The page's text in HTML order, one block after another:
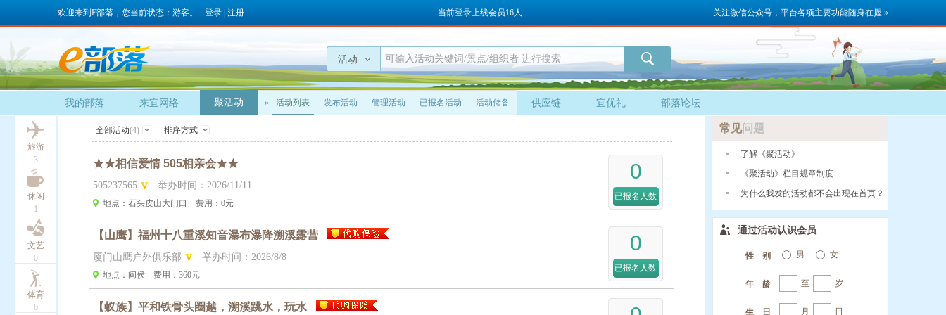
关注微信公众号，平台各项主要功能随身在握 »
欢迎来到E部落，您当前状态：游客。 登录 注册 当前登录上线会员16人
活动
我的部落 来宜网络 聚活动 » 活动列表 发布活动 管理活动 已报名活动 活动储备 供应链 宜优礼 部落论坛
旅游
3
休闲
1
文艺
0
体育
0
全部活动(4) 排序方式
0
已报名人数
★★相信爱情 505相亲会★★
505237565 举办时间：2026/11/11
地点：石头皮山大门口 费用：0元
0
已报名人数
【山鹰】福州十八重溪知音瀑布瀑降溯溪露营
厦门山鹰户外俱乐部 举办时间：2026/8/8
地点：闽侯 费用：360元
【蚁族】平和铁骨头圈越，溯溪跳水，玩水
常见问题
了解《聚活动》
《聚活动》栏目规章制度
为什么我发的活动都不会出现在首页？
通过活动认识会员
性 别 男 女
年 龄 至 岁
生 日 月 日